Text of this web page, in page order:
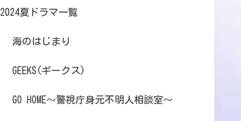
2024夏ドラマ一覧
海のはじまり
GEEKS(ギークス)
GO HOME～警視庁身元不明人相談室～